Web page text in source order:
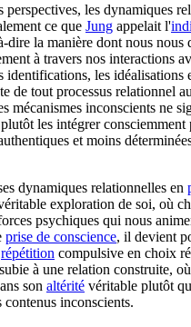
perspectives, les dynamiques
ce que Jung appelait l'
dire la manière dont nous nous
à travers nos interactions
identifications, les idéalisations
de tout processus relationnel
mécanismes inconscients ne
les intégrer consciemment
et moins
dynamiques relationnelles en
exploration de soi, où
psychiques qui nous
prise de conscience, il devient
répétition compulsive en choix
à une relation construite,
son altérité véritable plutôt
contenus inconscients.